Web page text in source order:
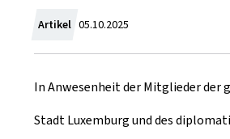
Artikel Z
u
m
05.10.2025
In Anwesenheit der Mitglieder der
Stadt Luxemburg und des